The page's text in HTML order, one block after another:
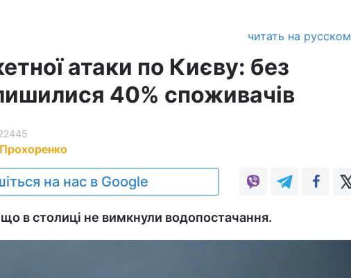
читать на русском
атаки по Києву: без
40% споживачів
на нас в Google
в столиці не вимкнули водопостачання.